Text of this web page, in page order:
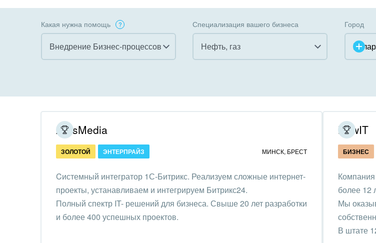
Какая нужна помощь
Внедрение Бизнес-процессов
Внедрение КЭДО
Интеграция с 1С
Организация задач и
Внедрение Бизнес-
процессов
Специализация вашего бизнеса
Нефть, газ
Коммунальные услуги, ЖКХ
организации,
Благотворительность
Город
ArtisMedia
ЗОЛОТОЙ ЭНТЕРПРАЙЗ МИНСК, БРЕСТ
Cистемный интегратор 1С-Битрикс. Реализуем сложные интернет-
проекты, устанавливаем и интегрируем Битрикс24.
Полный спектр IT- решений для бизнеса. Свыше 20 лет разработки
и более 400 успешных проектов.
NewIT
БИЗНЕС
более 12
Мы
В штате